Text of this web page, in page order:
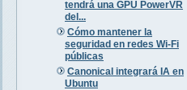
tendrá una GPU PowerVR
del...
Cómo mantener la
seguridad en redes Wi-Fi
públicas
Canonical integrará IA en
Ubuntu